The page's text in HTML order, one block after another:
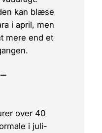
kan blæse
i april, men
mere end et
over 40
i juli-